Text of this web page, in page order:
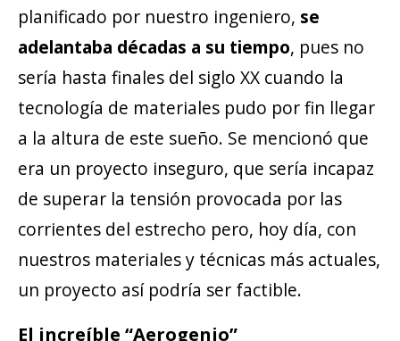
planificado por nuestro ingeniero, se
adelantaba décadas a su tiempo, pues no
sería hasta finales del siglo XX cuando la
tecnología de materiales pudo por fin llegar
a la altura de este sueño. Se mencionó que
era un proyecto inseguro, que sería incapaz
de superar la tensión provocada por las
corrientes del estrecho pero, hoy día, con
nuestros materiales y técnicas más actuales,
un proyecto así podría ser factible.
El increíble “Aerogenio”